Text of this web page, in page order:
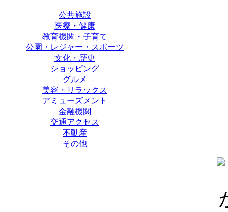
公共施設
医療・健康
教育機関・子育て
公園・レジャー・スポーツ
文化・歴史
ショッピング
グルメ
美容・リラックス
アミューズメント
金融機関
交通アクセス
不動産
その他